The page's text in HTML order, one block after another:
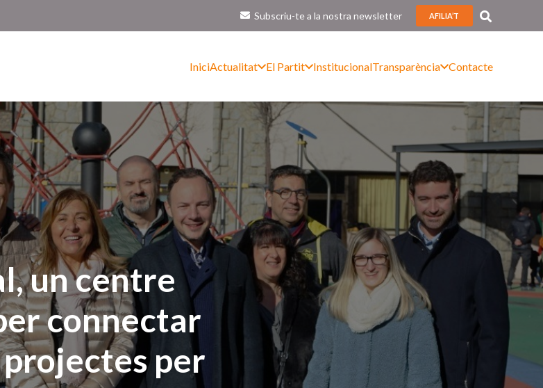
Subscriu-te a la nostra newsletter AFILIA’T
IniciActualitat El Partit InstitucionalTransparència Contacte
un centre
connectar
per